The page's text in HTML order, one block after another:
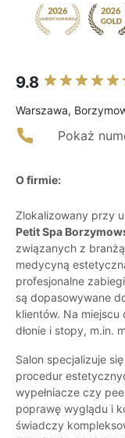
9.8
Warszawa,
Pokaż
O firmie:
Zlokalizowany przy
Petit Spa
związanych z
medycyną
profesjonalne
są dopasowywane
klientów. Na
dłonie i stopy, m.in.
Salon specjalizuje
procedur
wypełniacze czy
poprawę wyglądu i
świadczy